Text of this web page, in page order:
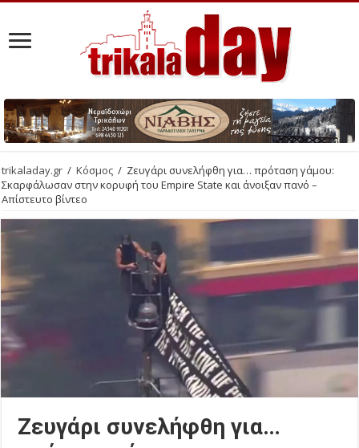
trikaladay.gr / Κόσμος / Ζευγάρι συνελήφθη για… πρόταση γάμου:
Σκαρφάλωσαν στην κορυφή του Empire State και άνοιξαν πανό –
Απίστευτο βίντεο
Ζευγάρι συνελήφθη για…